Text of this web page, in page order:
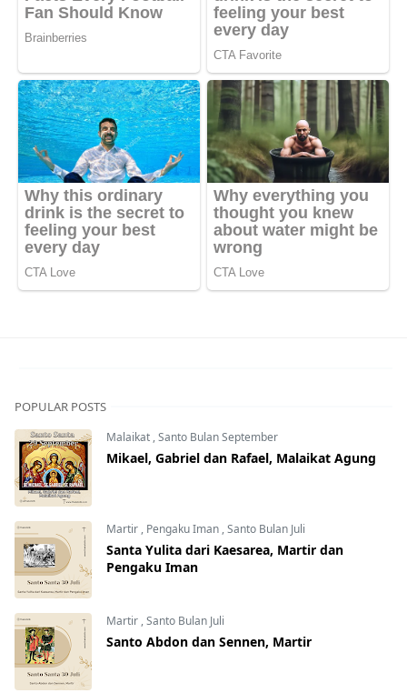
POPULAR POSTS
Malaikat ,Santo Bulan September
Mikael, Gabriel dan Rafael, Malaikat Agung
Martir , Pengaku Iman ,Santo Bulan Juli
Santa Yulita dari Kaesarea, Martir dan
Pengaku Iman
Martir ,Santo Bulan Juli
Santo Abdon dan Sennen, Martir